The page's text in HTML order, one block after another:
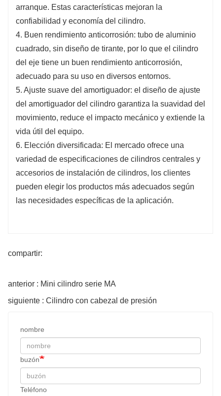
arranque. Estas características mejoran la
confiabilidad y economía del cilindro.
4. Buen rendimiento anticorrosión: tubo de aluminio
cuadrado, sin diseño de tirante, por lo que el cilindro
del eje tiene un buen rendimiento anticorrosión,
adecuado para su uso en diversos entornos.
5. Ajuste suave del amortiguador: el diseño de ajuste
del amortiguador del cilindro garantiza la suavidad del
movimiento, reduce el impacto mecánico y extiende la
vida útil del equipo.
6. Elección diversificada: El mercado ofrece una
variedad de especificaciones de cilindros centrales y
accesorios de instalación de cilindros, los clientes
pueden elegir los productos más adecuados según
las necesidades específicas de la aplicación.
compartir:
anterior : Mini cilindro serie MA
siguiente : Cilindro con cabezal de presión
nombre
buzón
Teléfono